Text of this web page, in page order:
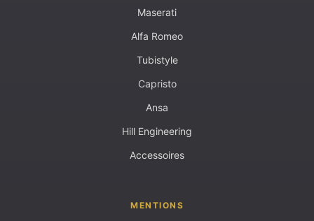
Maserati
Alfa Romeo
Tubistyle
Capristo
Ansa
Hill Engineering
Accessoires
MENTIONS